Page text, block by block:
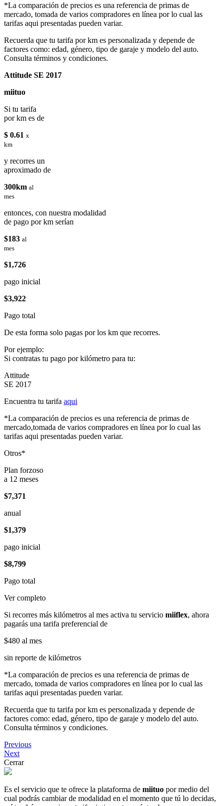
*La comparación de precios es una referencia de primas de
mercado, tomada de varios compradores en línea por lo cual las
tarifas aqui presentadas pueden variar.
Recuerda que tu tarifa por km es personalizada y depende de
factores como: edad, género, tipo de garaje y modelo del auto.
Consulta términos y condiciones.
Attitude SE 2017
miituo
Si tu tarifa
por km es de
$ 0.61 x
km
y recorres un
aproximado de
300km al
mes
entonces, con nuestra modalidad
de pago por km serían
$183 al
mes
$1,726
pago inicial
$3,922
Pago total
De esta forma solo pagas por los km que recorres.
Por ejemplo:
Si contratas tu pago por kilómetro para tu:
Attitude
SE 2017
Encuentra tu tarifa aqui
*La comparación de precios es una referencia de primas de
mercado,tomada de varios compradores en línea por lo cual las
tarifas aqui presentadas pueden variar.
Otros*
Plan forzoso
a 12 meses
$7,371
anual
$1,379
pago inicial
$8,799
Pago total
Ver completo
Si recorres más kilómetros al mes activa tu servicio miiflex, ahora
pagarás una tarifa preferencial de
$480 al mes
sin reporte de kilómetros
*La comparación de precios es una referencia de primas de
mercado, tomada de varios compradores en línea por lo cual las
tarifas aqui presentadas pueden variar.
Recuerda que tu tarifa por km es personalizada y depende de
factores como: edad, género, tipo de garaje y modelo del auto.
Consulta términos y condiciones.
Previous
Next
Cerrar
Es el servicio que te ofrece la plataforma de miituo por medio del
cual podrás cambiar de modalidad en el momento que tú lo decidas,